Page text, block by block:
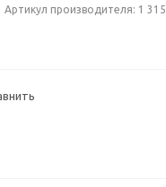
Артикул производителя: 1 315